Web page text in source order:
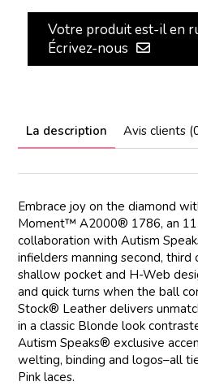
Votre produit est-il en
Écrivez-nous
La description Avis clients
Embrace joy on the diamond
Moment™ A2000® 1786, an
collaboration with Autism
infielders manning second, third
shallow pocket and H-Web
and quick turns when the ball
Stock® Leather delivers
in a classic Blonde look
Autism Speaks® exclusive
welting, binding and logos–all
Pink laces.